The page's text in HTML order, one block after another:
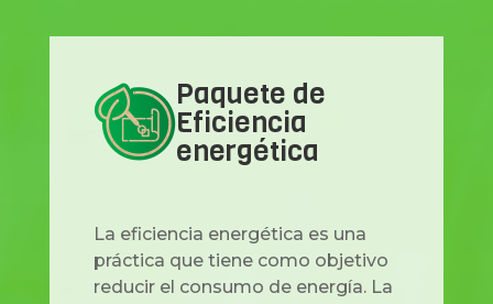
Paquete de
Eficiencia
energética
La eficiencia energética es una
práctica que tiene como objetivo
reducir el consumo de energía. La